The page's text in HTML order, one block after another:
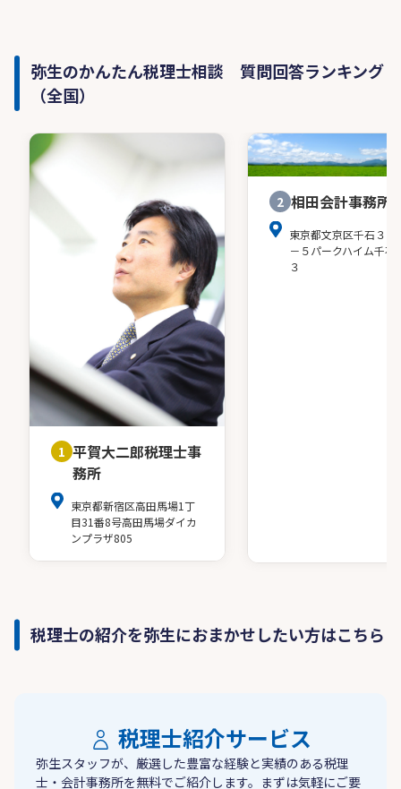
これらのお悩みをお持ちの方に、税務の専門知識
を駆使し、最適な解決策をご提案いたします。
弥生のかんたん税理士相談 質問回答ランキング
（全国）
1 平賀大二郎税理士事
務所
東京都新宿区高田馬場1丁
目31番8号高田馬場ダイカ
ンプラザ805
2 相田会計事務所
東京都文京区千石３－
－５パークハイム千石
３
税理士の紹介を弥生におまかせしたい方はこちら
税理士紹介サービス
弥生スタッフが、厳選した豊富な経験と実績のある税理
士・会計事務所を無料でご紹介します。まずは気軽にご要